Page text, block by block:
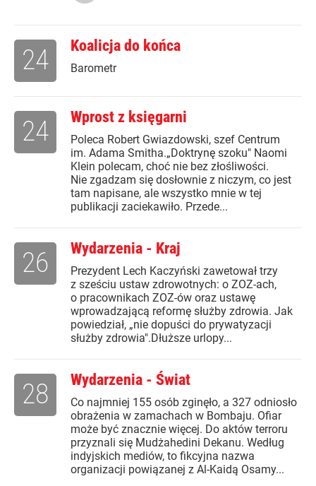
Koalicja do końca
Barometr
24
Wprost z księgarni
Poleca Robert Gwiazdowski, szef Centrum
im. Adama Smitha.„Doktrynę szoku" Naomi
Klein polecam, choć nie bez złośliwości.
Nie zgadzam się dosłownie z niczym, co jest
tam napisane, ale wszystko mnie w tej
publikacji zaciekawiło. Przede...
24
Wydarzenia - Kraj
Prezydent Lech Kaczyński zawetował trzy
z sześciu ustaw zdrowotnych: o ZOZ-ach,
o pracownikach ZOZ-ów oraz ustawę
wprowadzającą reformę służby zdrowia. Jak
powiedział, „nie dopuści do prywatyzacji
służby zdrowia".Dłuższe urlopy...
26
Wydarzenia - Świat
Co najmniej 155 osób zginęło, a 327 odniosło
obrażenia w zamachach w Bombaju. Ofiar
może być znacznie więcej. Do aktów terroru
przyznali się Mudżahedini Dekanu. Według
indyjskich mediów, to fikcyjna nazwa
organizacji powiązanej z Al-Kaidą Osamy...
28